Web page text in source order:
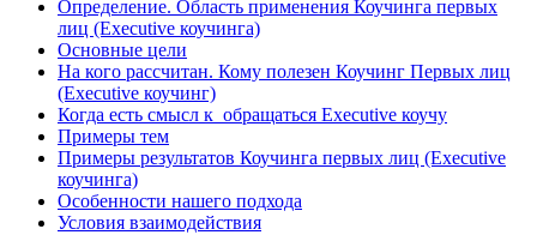
Определение. Область применения Коучинга первых
лиц (Executive коучинга)
Основные цели
На кого рассчитан. Кому полезен Коучинг Первых лиц
(Executive коучинг)
Когда есть смысл к обращаться Executive коучу
Примеры тем
Примеры результатов Коучинга первых лиц (Executive
коучинга)
Особенности нашего подхода
Условия взаимодействия